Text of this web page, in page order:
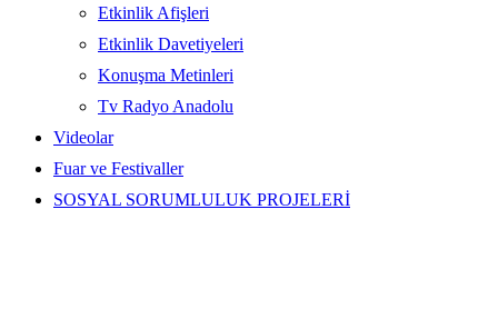
Etkinlik Afişleri
Etkinlik Davetiyeleri
Konuşma Metinleri
Tv Radyo Anadolu
Videolar
Fuar ve Festivaller
SOSYAL SORUMLULUK PROJELERİ